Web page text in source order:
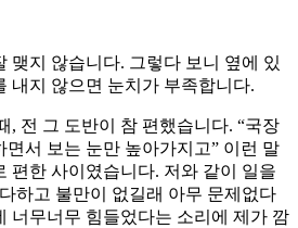
맺지 않습니다. 그렇다 보니 옆에 있
내지 않으면 눈치가 부족합니다.
, 전 그 도반이 참 편했습니다. “국장
면서 보는 눈만 높아가지고” 이런 말
편한 사이였습니다. 저와 같이 일을
하고 불만이 없길래 아무 문제없다
너무너무 힘들었다는 소리에 제가 깜